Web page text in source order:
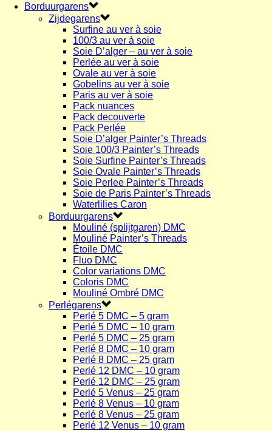
Borduurgarens
Zijdegarens
Surfine au ver à soie
100/3 au ver à soie
Soie D’alger – au ver à soie
Perlée au ver à soie
Ovale au ver à soie
Gobelins au ver à soie
Paris au ver à soie
Pack nuances
Pack decouverte
Pack Perlée
Soie D’alger Painter’s Threads
Soie 100/3 Painter’s Threads
Soie Surfine Painter’s Threads
Soie Ovale Painter’s Threads
Soie Perlee Painter’s Threads
Soie de Paris Painter’s Threads
Waterlilies Caron
Borduurgarens
Mouliné (splijtgaren) DMC
Mouliné Painter’s Threads
Étoile DMC
Fluo DMC
Color variations DMC
Coloris DMC
Mouliné Ombré DMC
Perlégarens
Perlé 5 DMC – 5 gram
Perlé 5 DMC – 10 gram
Perlé 5 DMC – 25 gram
Perlé 8 DMC – 10 gram
Perlé 8 DMC – 25 gram
Perlé 12 DMC – 10 gram
Perlé 12 DMC – 25 gram
Perlé 5 Venus – 25 gram
Perlé 8 Venus – 10 gram
Perlé 8 Venus – 25 gram
Perlé 12 Venus – 10 gram